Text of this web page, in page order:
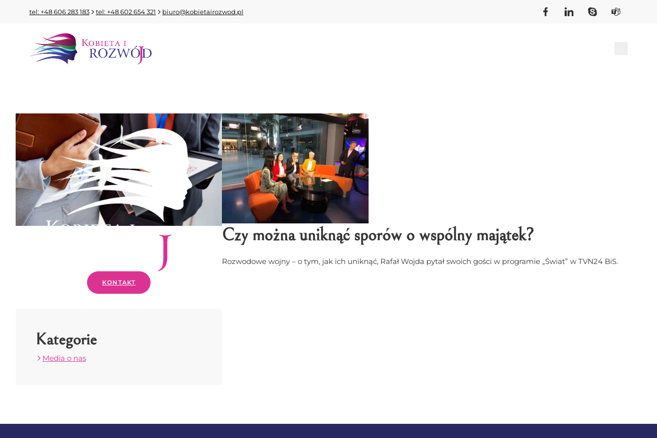
tel: +48 606 283 183 tel: +48 602 654 321 biuro@kobietairozwod.pl
KONTAKT
Kategorie
Media o nas
Czy można uniknąć sporów o wspólny majątek?
Rozwodowe wojny – o tym, jak ich uniknąć, Rafał Wojda pytał swoich gości w programie „Świat” w TVN24 BiS.